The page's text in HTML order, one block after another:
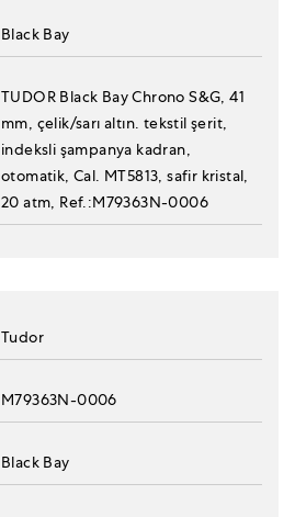
Black Bay
TUDOR Black Bay Chrono S&G, 41
mm, çelik/sarı altın. tekstil şerit,
indeksli şampanya kadran,
otomatik, Cal. MT5813, safir kristal,
20 atm, Ref.:M79363N-0006
Tudor
M79363N-0006
Black Bay